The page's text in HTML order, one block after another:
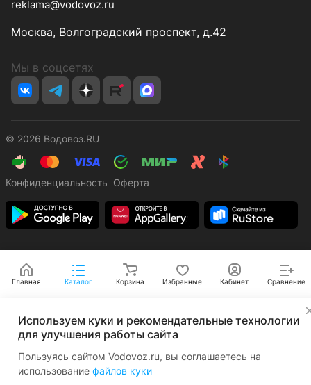
reklama@vodovoz.ru
Москва, Волгоградский проспект, д.42
Мы в соцсетях
© 2026 Водовоз.RU
Конфиденциальность Оферта
Главная Каталог Корзина Избранные Кабинет Сравнение
Используем куки и рекомендательные технологии
для улучшения работы сайта
Пользуясь сайтом Vodovoz.ru, вы соглашаетесь на
использование файлов куки